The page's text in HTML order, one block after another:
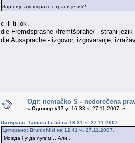
Зар није аусшпрахе страни језик?
c ili ti jok.
die Fremdsprashe /fremtšprahe/ - strani jezik
die Aussprache - izgovor, izgovaranje,
Одг: nemačko S - nedorečena
« Одговор #17 у: 16.33 ч. 27.11.2007. »
Цитирано: Tamara Letić на 16.31 ч. 27.11.2007.
Цитирано: Brunichild на 12.41 ч. 27.11.2007.
Можда ћу да лупим... Али...